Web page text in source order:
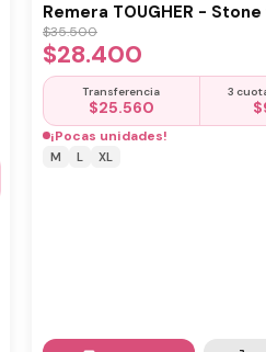
Remera TOUGHER - Stone
$35.500
$28.400
Transferencia
$25.560
3
$
¡Pocas unidades!
M L XL